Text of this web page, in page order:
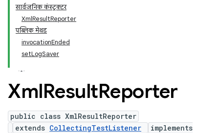
सार्वजनिक कंस्ट्रक्टर
XmlResultReporter
पब्लिक मेथड
invocationEnded
setLogSaver
XmlResultReporter
public class XmlResultReporter
extends CollectingTestListener
implements